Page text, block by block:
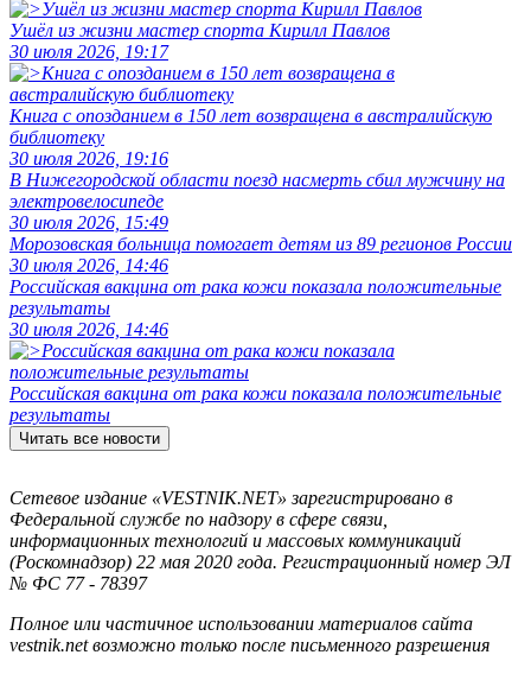
Ушёл из жизни мастер спорта Кирилл Павлов
30 июля 2026, 19:17
Книга с опозданием в 150 лет возвращена в австралийскую
библиотеку
30 июля 2026, 19:16
В Нижегородской области поезд насмерть сбил мужчину на
электровелосипеде
30 июля 2026, 15:49
Морозовская больница помогает детям из 89 регионов России
30 июля 2026, 14:46
Российская вакцина от рака кожи показала положительные
результаты
30 июля 2026, 14:46
Российская вакцина от рака кожи показала положительные
результаты
Читать все новости
Сетевое издание «VESTNIK.NET» зарегистрировано в
Федеральной службе по надзору в сфере связи,
информационных технологий и массовых коммуникаций
(Роскомнадзор) 22 мая 2020 года. Регистрационный номер ЭЛ
№ ФС 77 - 78397
Полное или частичное использовании материалов сайта
vestnik.net возможно только после письменного разрешения